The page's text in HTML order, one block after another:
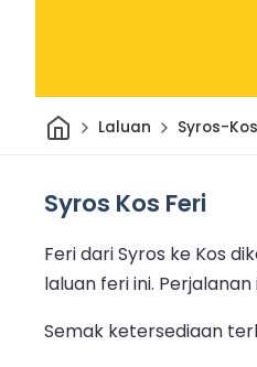
Rumah
Laluan Syros-Kos
Syros Kos Feri
Feri dari Syros ke Kos
laluan feri ini.
Semak ketersediaan